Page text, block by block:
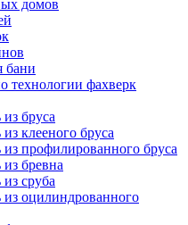
домов
бани
технологии фахверк
бруса
клееного бруса
профилированного бруса
бревна
сруба
оцилиндрованного